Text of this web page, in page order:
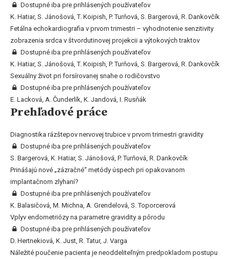
Dostupné iba pre prihlásených používateľov
K. Hatiar, S. Jánošová, T. Koipish, P. Turňová, S. Bargerová, R. Dankovčík
Fetálna echokardiografia v prvom trimestri – vyhodnotenie senzitivity
zobrazenia srdca v štvordutinovej projekcii a výtokových traktov
Dostupné iba pre prihlásených používateľov
K. Hatiar, S. Jánošová, T. Koipish, P. Turňová, S. Bargerová, R. Dankovčík
Sexuálny život pri forsírovanej snahe o rodičovstvo
Dostupné iba pre prihlásených používateľov
E. Lacková, A. Čunderlík, K. Jandová, I. Rusňák
Prehľadové práce
Diagnostika rázštepov nervovej trubice v prvom trimestri gravidity
Dostupné iba pre prihlásených používateľov
S. Bargerová, K. Hatiar, S. Jánošová, P. Turňová, R. Dankovčík
Prinášajú nové „zázračné“ metódy úspech pri opakovanom
implantačnom zlyhaní?
Dostupné iba pre prihlásených používateľov
K. Balasičová, M. Michna, A. Grendelová, S. Toporcerová
Vplyv endometriózy na parametre gravidity a pôrodu
Dostupné iba pre prihlásených používateľov
D. Hertnekiová, K. Just, R. Tatur, J. Varga
Náležité poučenie pacienta je neoddeliteľným predpokladom postupu